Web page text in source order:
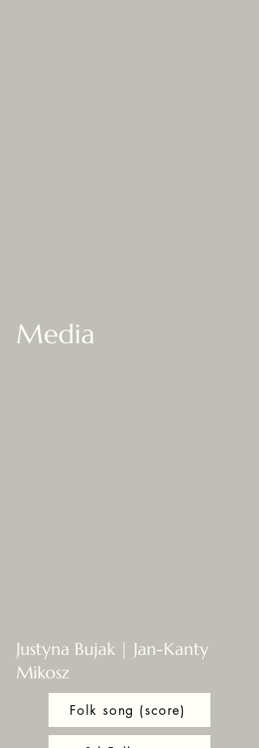
Media
Justyna Bujak | Jan-Kanty
Mikosz
Folk song (score)